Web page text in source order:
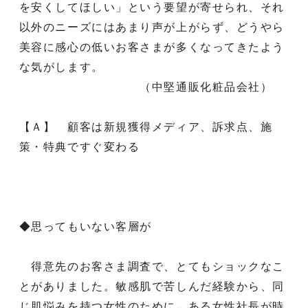
を安くしてほしい」という要望が寄せられ、それ
以外のニーズにはあまり声が上がらず、どうやら
美容に感心の低いお客さまが多くなってきたよう
な気がします。
（中堅通販化粧品会社）
【Ａ】 顧客は新規獲得メディア、訴求点、施
策・特典ですぐ変わる
◆思ってもいない客層が
得意先のお客さま調査で、とてもショックなこ
とがありました。敏感肌で苦しんだ経験から、同